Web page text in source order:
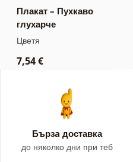
Плакат – Пухкаво
глухарче
Цветя
7,54 €
Бързa доставка
до няколко дни при теб